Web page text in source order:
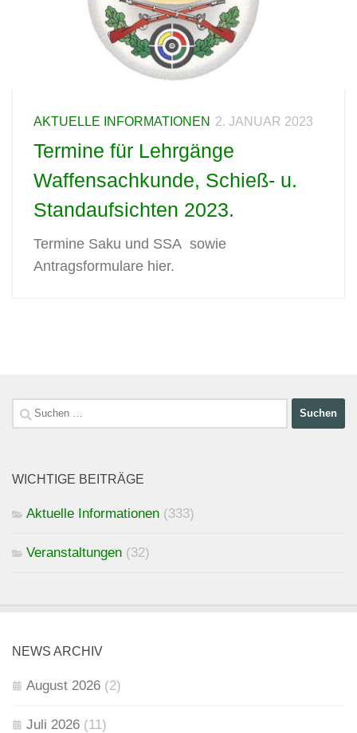
AKTUELLE INFORMATIONEN 2. JANUAR 2023
Termine für Lehrgänge
Waffensachkunde, Schieß- u.
Standaufsichten 2023.
Termine Saku und SSA sowie
Antragsformulare hier.
Suchen
nach:
WICHTIGE BEITRÄGE
Aktuelle Informationen (333)
Veranstaltungen (32)
NEWS ARCHIV
August 2026 (2)
Juli 2026 (11)